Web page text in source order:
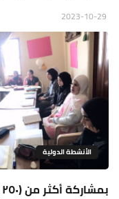
الأنشطة الدولية